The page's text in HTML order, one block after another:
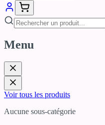
Menu
Voir tous les produits
Aucune sous-catégorie